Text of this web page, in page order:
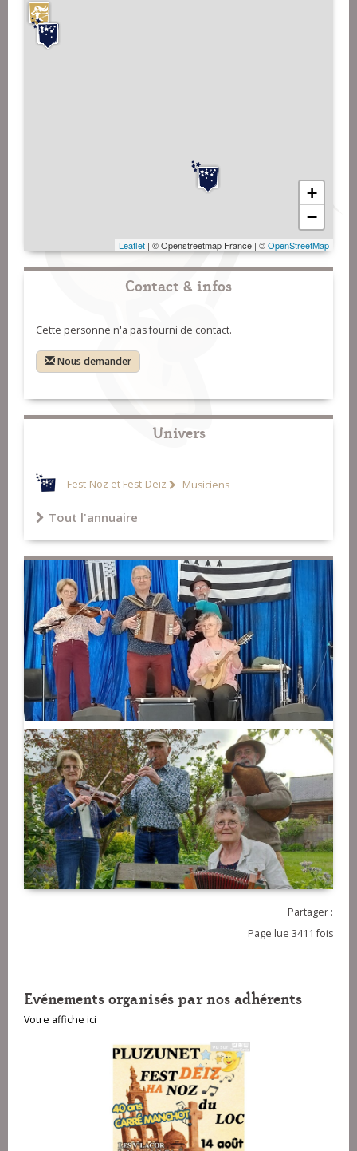
+
−
Leaflet | © Openstreetmap France | ©OpenStreetMap
Contact & infos
Cette personne n'a pas fourni de contact.
Nous demander
Univers
Fest-Noz et Fest-Deiz Musiciens
Tout l'annuaire
Partager :
Page lue 3411 fois
Evénements organisés par nos adhérents
Votre affiche ici